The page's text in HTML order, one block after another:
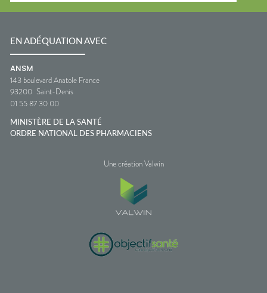
EN ADÉQUATION AVEC
ANSM
143 boulevard Anatole France
93200 Saint-Denis
01 55 87 30 00
MINISTÈRE DE LA SANTÉ
ORDRE NATIONAL DES PHARMACIENS
Une création Valwin